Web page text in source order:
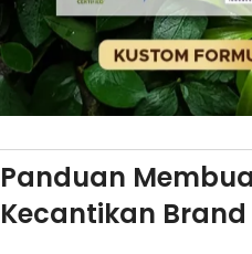
Panduan
Kecantikan Brand